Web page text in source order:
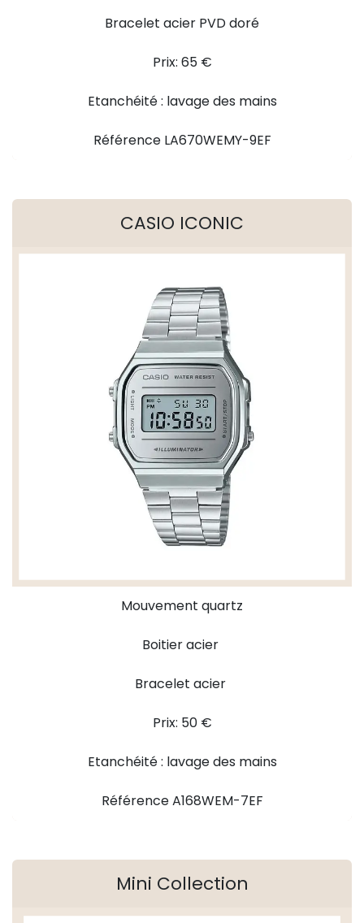
Bracelet acier PVD doré
Prix: 65 €
Etanchéité : lavage des mains
Référence LA670WEMY-9EF
CASIO ICONIC
Mouvement quartz
Boitier acier
Bracelet acier
Prix: 50 €
Etanchéité : lavage des mains
Référence A168WEM-7EF
Mini Collection